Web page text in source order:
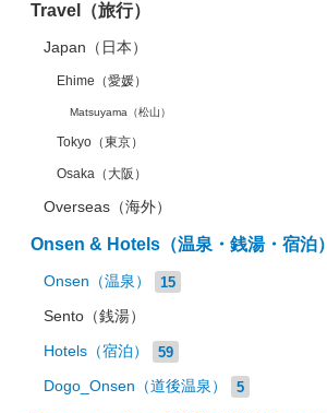
Travel（旅行）
Japan（日本）
Ehime（愛媛）
Matsuyama（松山）
Tokyo（東京）
Osaka（大阪）
Overseas（海外）
Onsen & Hotels（温泉・銭湯・宿泊）
Onsen（温泉） 15
Sento（銭湯）
Hotels（宿泊） 59
Dogo_Onsen（道後温泉） 5